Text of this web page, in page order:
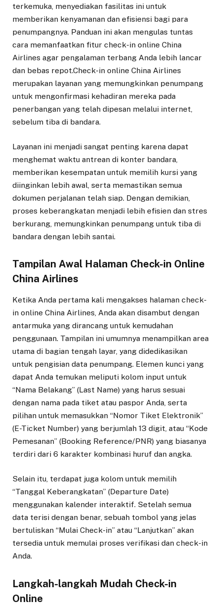
terkemuka, menyediakan fasilitas ini untuk
memberikan kenyamanan dan efisiensi bagi para
penumpangnya. Panduan ini akan mengulas tuntas
cara memanfaatkan fitur check-in online China
Airlines agar pengalaman terbang Anda lebih lancar
dan bebas repot.Check-in online China Airlines
merupakan layanan yang memungkinkan penumpang
untuk mengonfirmasi kehadiran mereka pada
penerbangan yang telah dipesan melalui internet,
sebelum tiba di bandara.
Layanan ini menjadi sangat penting karena dapat
menghemat waktu antrean di konter bandara,
memberikan kesempatan untuk memilih kursi yang
diinginkan lebih awal, serta memastikan semua
dokumen perjalanan telah siap. Dengan demikian,
proses keberangkatan menjadi lebih efisien dan stres
berkurang, memungkinkan penumpang untuk tiba di
bandara dengan lebih santai.
Tampilan Awal Halaman Check-in Online
China Airlines
Ketika Anda pertama kali mengakses halaman check-
in online China Airlines, Anda akan disambut dengan
antarmuka yang dirancang untuk kemudahan
penggunaan. Tampilan ini umumnya menampilkan area
utama di bagian tengah layar, yang didedikasikan
untuk pengisian data penumpang. Elemen kunci yang
dapat Anda temukan meliputi kolom input untuk
“Nama Belakang” (Last Name) yang harus sesuai
dengan nama pada tiket atau paspor Anda, serta
pilihan untuk memasukkan “Nomor Tiket Elektronik”
(E-Ticket Number) yang berjumlah 13 digit, atau “Kode
Pemesanan” (Booking Reference/PNR) yang biasanya
terdiri dari 6 karakter kombinasi huruf dan angka.
Selain itu, terdapat juga kolom untuk memilih
“Tanggal Keberangkatan” (Departure Date)
menggunakan kalender interaktif. Setelah semua
data terisi dengan benar, sebuah tombol yang jelas
bertuliskan “Mulai Check-in” atau “Lanjutkan” akan
tersedia untuk memulai proses verifikasi dan check-in
Anda.
Langkah-langkah Mudah Check-in
Online